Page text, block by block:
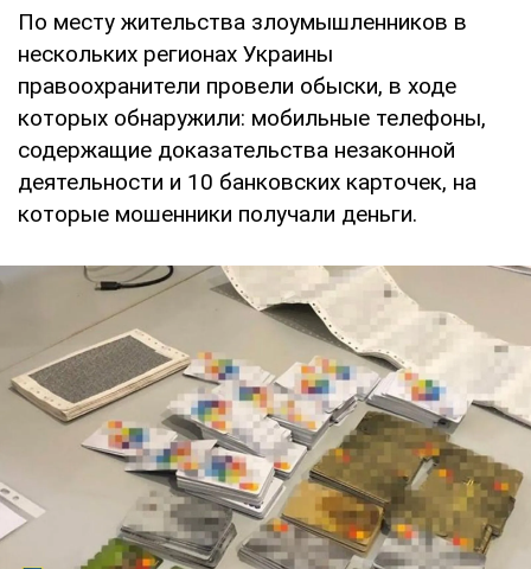
По месту жительства злоумышленников в
нескольких регионах Украины
правоохранители провели обыски, в ходе
которых обнаружили: мобильные телефоны,
содержащие доказательства незаконной
деятельности и 10 банковских карточек, на
которые мошенники получали деньги.